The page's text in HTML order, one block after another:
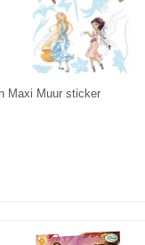
Maxi Muur sticker